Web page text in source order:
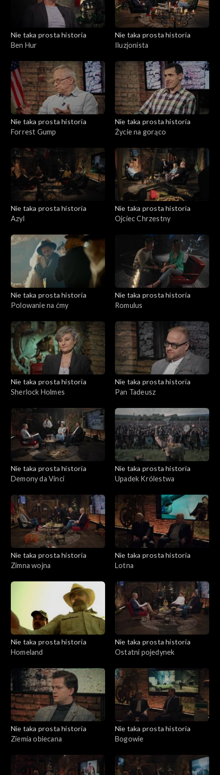
Nie taka prosta historia
Ben Hur
Nie taka prosta historia
Iluzjonista
Nie taka prosta historia
Forrest Gump
Nie taka prosta historia
Życie na gorąco
Nie taka prosta historia
Azyl
Nie taka prosta historia
Ojciec Chrzestny
Nie taka prosta historia
Polowanie na ćmy
Nie taka prosta historia
Romulus
Nie taka prosta historia
Sherlock Holmes
Nie taka prosta historia
Pan Tadeusz
Nie taka prosta historia
Demony da Vinci
Nie taka prosta historia
Upadek Królestwa
Nie taka prosta historia
Zimna wojna
Nie taka prosta historia
Lotna
Nie taka prosta historia
Homeland
Nie taka prosta historia
Ostatni pojedynek
Nie taka prosta historia
Ziemia obiecana
Nie taka prosta historia
Bogowie